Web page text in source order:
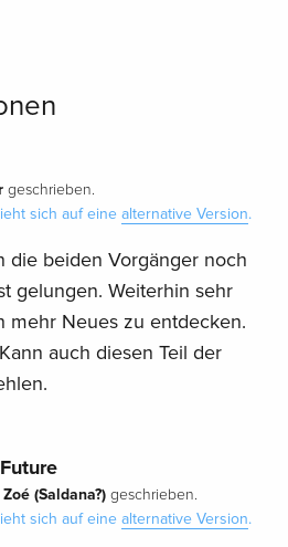
EUR 29,99
Ultra HD + 2
EUR 53,49
geschrieben.
sich auf eine alternative Version.
die beiden Vorgänger noch
gelungen. Weiterhin sehr
mehr Neues zu entdecken.
auch diesen Teil der
Zoé (Saldana?) geschrieben.
sich auf eine alternative Version.